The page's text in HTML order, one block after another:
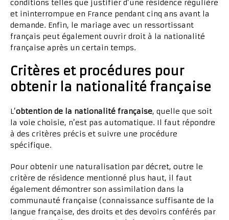
conditions telles que justifier d’une résidence régulière
et ininterrompue en France pendant cinq ans avant la
demande. Enfin, le mariage avec un ressortissant
français peut également ouvrir droit à la nationalité
française après un certain temps.
Critères et procédures pour
obtenir la nationalité française
L’obtention de la nationalité française, quelle que soit
la voie choisie, n’est pas automatique. Il faut répondre
à des critères précis et suivre une procédure
spécifique.
Pour obtenir une naturalisation par décret, outre le
critère de résidence mentionné plus haut, il faut
également démontrer son assimilation dans la
communauté française (connaissance suffisante de la
langue française, des droits et des devoirs conférés par